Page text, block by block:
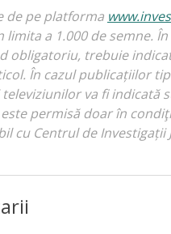
de pe platforma
limita a 1.000 de semne.
obligatoriu, trebuie
În cazul publicațiilor
va fi indicată
permisă doar în
cu Centrul de Investigații